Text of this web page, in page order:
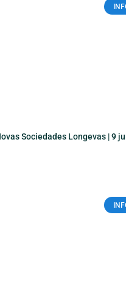
Sociedades Longevas | 9